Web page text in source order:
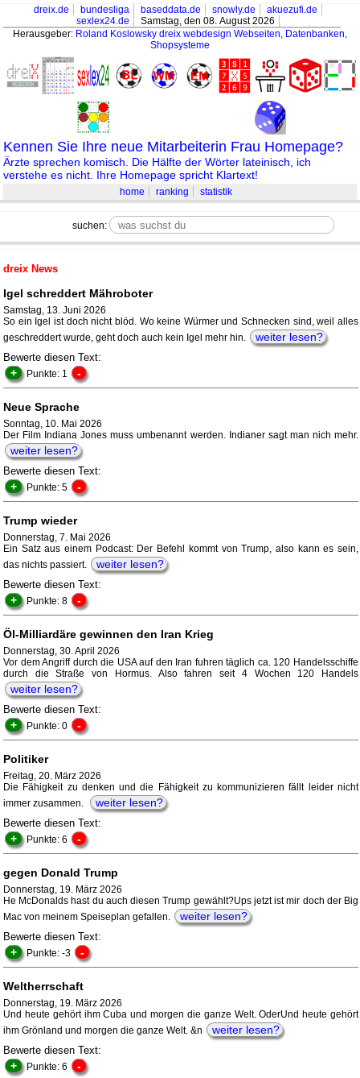
dreix.de bundesliga baseddata.de snowly.de
akuezufi.de
sexlex24.de
Samstag, den 08. August 2026
Herausgeber: Roland Koslowsky dreix webdesign Webseiten, Datenbanken,
Shopsysteme
Kennen Sie Ihre neue Mitarbeiterin Frau Homepage?
Ärzte sprechen komisch. Die Hälfte der Wörter lateinisch, ich
verstehe es nicht. Ihre Homepage spricht Klartext!
home ranking statistik
suchen:
dreix News
Igel schreddert Mähroboter
Samstag, 13. Juni 2026
So ein Igel ist doch nicht blöd. Wo keine Würmer und Schnecken sind, weil alles
geschreddert wurde, geht doch auch kein Igel mehr hin.
weiter lesen?
Bewerte diesen Text:
+ Punkte: 1 -
Neue Sprache
Sonntag, 10. Mai 2026
Der Film Indiana Jones muss umbenannt werden. Indianer sagt man nich mehr.
weiter lesen?
Bewerte diesen Text:
+ Punkte: 5 -
Trump wieder
Donnerstag, 7. Mai 2026
Ein Satz aus einem Podcast: Der Befehl kommt von Trump, also kann es sein,
das nichts passiert.
weiter lesen?
Bewerte diesen Text:
+ Punkte: 8 -
Öl-Milliardäre gewinnen den Iran Krieg
Donnerstag, 30. April 2026
Vor dem Angriff durch die USA auf den Iran fuhren täglich ca. 120 Handelsschiffe
durch die Straße von Hormus. Also fahren seit 4 Wochen 120 Handels
weiter lesen?
Bewerte diesen Text:
+ Punkte: 0 -
Politiker
Freitag, 20. März 2026
Die Fähigkeit zu denken und die Fähigkeit zu kommunizieren fällt leider nicht
immer zusammen.
weiter lesen?
Bewerte diesen Text:
+ Punkte: 6 -
gegen Donald Trump
Donnerstag, 19. März 2026
He McDonalds hast du auch diesen Trump gewählt?Ups jetzt ist mir doch der Big
Mac von meinem Speiseplan gefallen.
weiter lesen?
Bewerte diesen Text:
+ Punkte: -3 -
Weltherrschaft
Donnerstag, 19. März 2026
Und heute gehört ihm Cuba und morgen die ganze Welt. OderUnd heute gehört
ihm Grönland und morgen die ganze Welt. &n
weiter lesen?
Bewerte diesen Text:
+ Punkte: 6 -